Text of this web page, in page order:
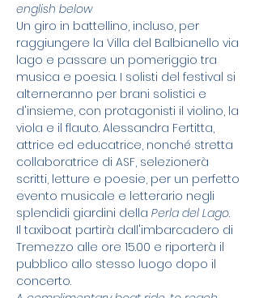
english below
Un giro in battellino, incluso, per
raggiungere la Villa del Balbianello via
lago e passare un pomeriggio tra
musica e poesia. I solisti del festival si
alterneranno per brani solistici e
d'insieme, con protagonisti il violino, la
viola e il flauto. Alessandra Fertitta,
attrice ed educatrice, nonché stretta
collaboratrice di ASF, selezionerà
scritti, letture e poesie, per un perfetto
evento musicale e letterario negli
splendidi giardini della Perla del Lago.
Il taxiboat partirà dall'imbarcadero di
Tremezzo alle ore 15.00 e riporterà il
pubblico allo stesso luogo dopo il
concerto.